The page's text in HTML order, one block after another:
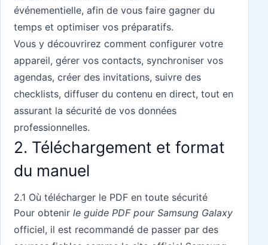
événementielle, afin de vous faire gagner du
temps et optimiser vos préparatifs.
Vous y découvrirez comment configurer votre
appareil, gérer vos contacts, synchroniser vos
agendas, créer des invitations, suivre des
checklists, diffuser du contenu en direct, tout en
assurant la sécurité de vos données
professionnelles.
2. Téléchargement et format
du manuel
2.1 Où télécharger le PDF en toute sécurité
Pour obtenirle guide PDF pour Samsung Galaxy
officiel, il est recommandé de passer par des